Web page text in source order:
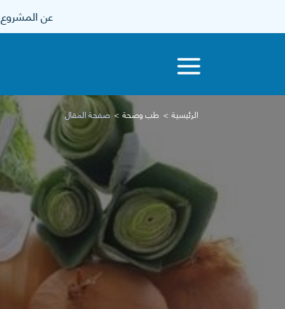
عن المشروع
الرئيسية طب وصحة صفحة المقال